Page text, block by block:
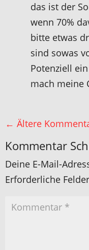
das ist der
wenn 70%
bitte etwas
sind sowas
Potenziell
mach meine
← Ältere
Kommentar
Deine E-Mail-
Erforderliche